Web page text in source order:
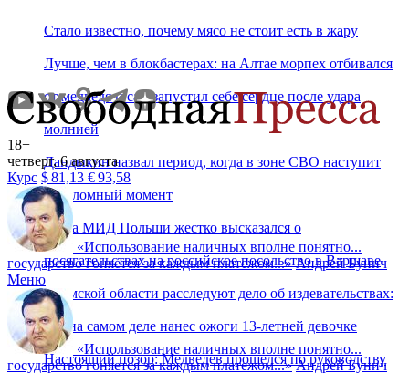
Стало известно, почему мясо не стоит есть в жару
Лучше, чем в блокбастерах: на Алтае морпех отбивался
от медведя и сам запустил себе сердце после удара
молнией
Дандыкин назвал период, когда в зоне СВО наступит
переломный момент
Глава МИД Польши жестко высказался о
посягательствах на российское посольство в Варшаве
В Омской области расследуют дело об издевательствах:
кто на самом деле нанес ожоги 13-летней девочке
Настоящий позор: Медведев прошелся по руководству
18+
четверг, 6 августа
Курс $81,13 €93,58
«Использование наличных вполне понятно...
государство гоняется за каждым платежом...» Андрей Бунич
Меню
«Использование наличных вполне понятно...
государство гоняется за каждым платежом...» Андрей Бунич